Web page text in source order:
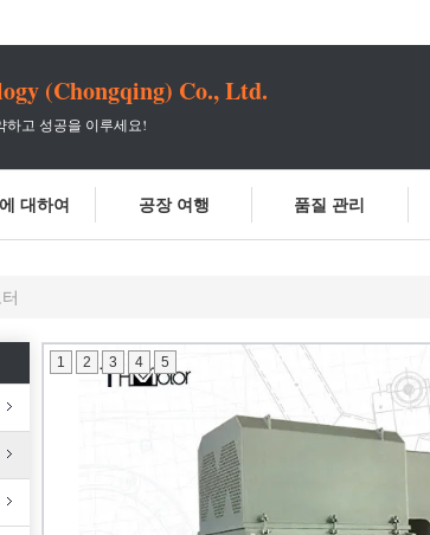
(Chongqing) Co., Ltd.
하고 성공을 이루세요!
대하여 공장 여행 품질 관리
1 2 3 4 5